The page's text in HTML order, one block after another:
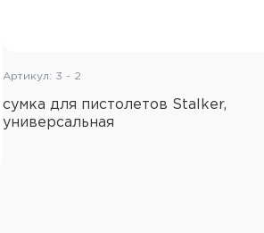
Артикул: 3 - 2
сумка для пистолетов Stalker,
универсальная